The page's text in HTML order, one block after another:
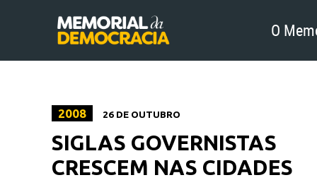
O
2008 26 DE OUTUBRO
SIGLAS GOVERNISTAS
CRESCEM NAS CIDADES